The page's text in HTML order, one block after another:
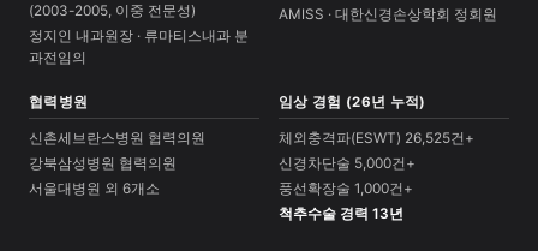
(2003-2005, 이중 전문성)
정지인 내과원장 · 류마티스내과 분
과전임의
AMISS · 대한신경손상학회 정회원
협력병원
신촌세브란스병원 협력의원
강북삼성병원 협력의원
서울대병원 외 6개소
임상 경험 (26년 누적)
체외충격파(ESWT) 26,525건+
신경차단술 5,000건+
풍선확장술 1,000건+
척추수술 경력 13년